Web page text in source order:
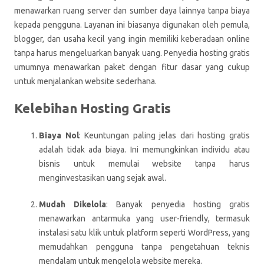
menawarkan ruang server dan sumber daya lainnya tanpa biaya
kepada pengguna. Layanan ini biasanya digunakan oleh pemula,
blogger, dan usaha kecil yang ingin memiliki keberadaan online
tanpa harus mengeluarkan banyak uang. Penyedia hosting gratis
umumnya menawarkan paket dengan fitur dasar yang cukup
untuk menjalankan website sederhana.
Kelebihan Hosting Gratis
Biaya Nol: Keuntungan paling jelas dari hosting gratis
adalah tidak ada biaya. Ini memungkinkan individu atau
bisnis untuk memulai website tanpa harus
menginvestasikan uang sejak awal.
Mudah Dikelola: Banyak penyedia hosting gratis
menawarkan antarmuka yang user-friendly, termasuk
instalasi satu klik untuk platform seperti WordPress, yang
memudahkan pengguna tanpa pengetahuan teknis
mendalam untuk mengelola website mereka.